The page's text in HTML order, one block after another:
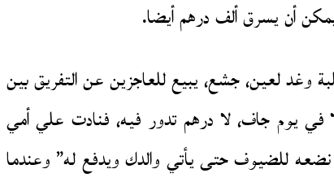
وغد لعين، جشع، يبيع للعاجزين عن التفريق بين
في يوم جاف، لا درهم تدور فيه، فنادت علي أمي
للضيوف حتى يأتي والدك ويدفع له” وعندما